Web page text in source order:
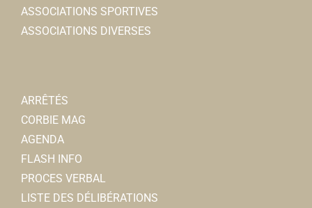
ASSOCIATIONS SPORTIVES
ASSOCIATIONS DIVERSES
ARRÊTÉS
CORBIE MAG
AGENDA
FLASH INFO
PROCES VERBAL
LISTE DES DÉLIBÉRATIONS